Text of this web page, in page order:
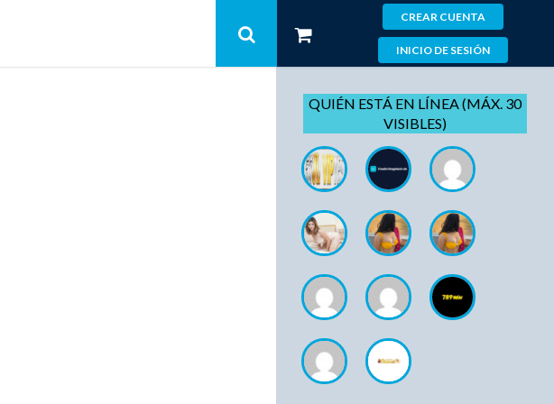
CREAR CUENTA
INICIO DE SESIÓN
QUIÉN ESTÁ EN LÍNEA (MÁX. 30
VISIBLES)